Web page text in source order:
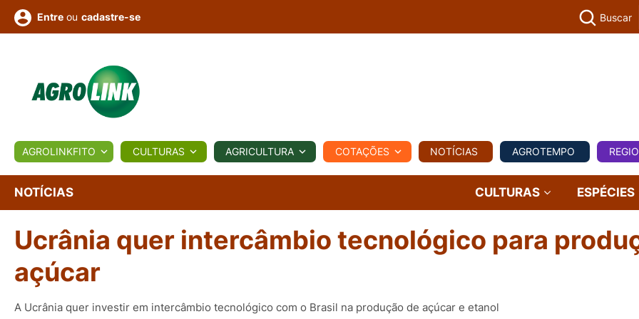
BIOLÓGICOS COTAÇÕES NOTÍCIAS AGROTEMPO REGIONAL COMERCIAL AGROVIAGENS
Conversor Colunistas Eventos
e
Vídeos
Entre ou cadastre-se Buscar
AGROLINKFITO CULTURAS AGRICULTURA COTAÇÕES NOTÍCIAS AGROTEMPO
NOTÍCIAS CULTURAS ESPÉCIES
Ucrânia quer intercâmbio tecnológico para
açúcar
A Ucrânia quer investir em intercâmbio tecnológico com o Brasil na produção de açúcar e etanol